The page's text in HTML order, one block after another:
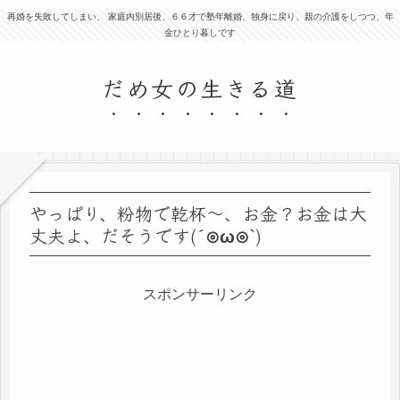
再婚を失敗してしまい、 家庭内別居後、６６才で塾年離婚、独身に戻り、親の介護をしつつ、年
金ひとり暮しです
だめ女の生きる道
やっぱり、粉物で乾杯〜、お金？お金は大
丈夫よ、だそうです(´⊙ω⊙`)
スポンサーリンク